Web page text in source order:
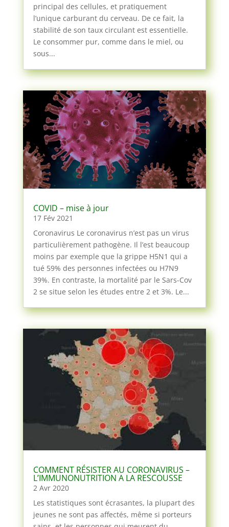
principal des cellules, et pratiquement
l’unique carburant du cerveau. De ce fait, la
stabilité de son taux circulant est essentielle.
Le consommer pur, comme dans le miel, ou
sous...
COVID – mise à jour
17 Fév 2021
Coronavirus Le coronavirus n’est pas un virus
particulièrement pathogène. Il l’est beaucoup
moins par exemple que la grippe H5N1 qui a
tué 59% des personnes infectées ou H7N9
39%. En contraste, la mortalité par le Sars-Cov
2 se situe selon les études entre 2 et 3%. Le...
COMMENT RÉSISTER AU CORONAVIRUS –
L’IMMUNONUTRITION A LA RESCOUSSE
2 Avr 2020
Les statistiques sont écrasantes, la plupart des
jeunes ne sont pas affectés, même si porteurs